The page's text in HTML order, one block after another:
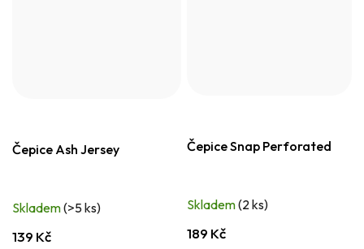
Čepice Ash Jersey
Skladem(>5 ks)
139 Kč
Čepice Snap Perforated
Skladem(2 ks)
189 Kč